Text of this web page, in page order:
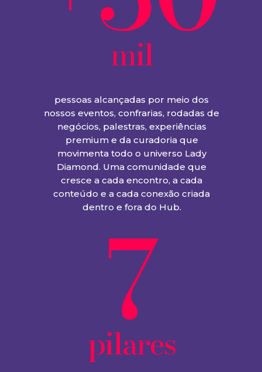
mil
pessoas alcançadas por meio dos
nossos eventos, confrarias, rodadas de
negócios, palestras, experiências
premium e da curadoria que
movimenta todo o universo Lady
Diamond. Uma comunidade que
cresce a cada encontro, a cada
conteúdo e a cada conexão criada
dentro e fora do Hub.
7
pilares